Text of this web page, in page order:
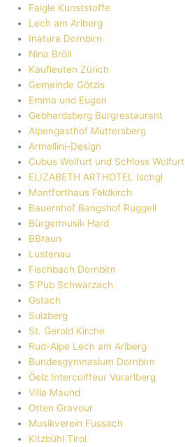
Faigle Kunststoffe
Lech am Arlberg
Inatura Dornbirn
Nina Bröll
Kaufleuten Zürich
Gemeinde Götzis
Emma und Eugen
Gebhardsberg Burgrestaurant
Alpengasthof Muttersberg
Armellini-Design
Cubus Wolfurt und Schloss Wolfurt
ELIZABETH ARTHOTEL Ischgl
Montforthaus Feldkirch
Bauernhof Bangshof Ruggell
Bürgermusik Hard
BBraun
Lustenau
Fischbach Dornbirn
S’Pub Schwarzach
Gstach
Sulzberg
St. Gerold Kirche
Rud-Alpe Lech am Arlberg
Bundesgymnasium Dornbirn
Öelz Intercoiffeur Vorarlberg
Villa Maund
Otten Gravour
Musikverein Fussach
Kitzbühl Tirol